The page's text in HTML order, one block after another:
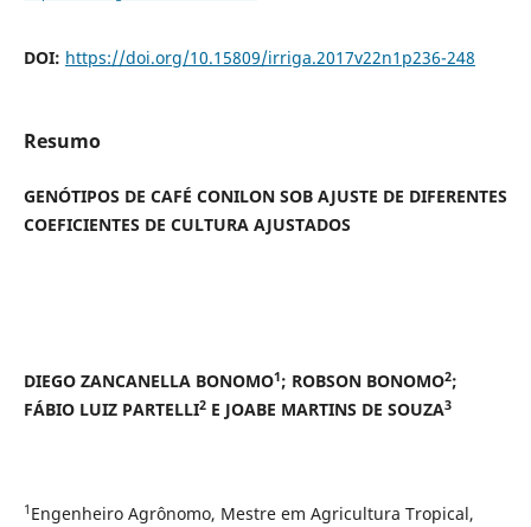
DOI: https://doi.org/10.15809/irriga.2017v22n1p236-248
Resumo
GENÓTIPOS DE CAFÉ CONILON SOB AJUSTE DE DIFERENTES
COEFICIENTES DE CULTURA AJUSTADOS
DIEGO ZANCANELLA BONOMO1; ROBSON BONOMO2;
FÁBIO LUIZ PARTELLI2E JOABE MARTINS DE SOUZA3
1 Engenheiro Agrônomo, Mestre em Agricultura Tropical,